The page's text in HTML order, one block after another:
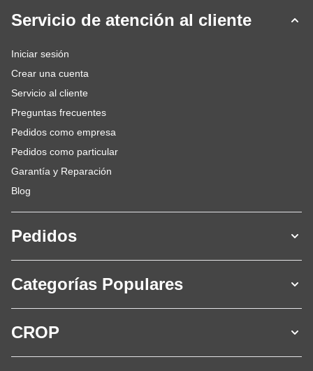
Servicio de atención al cliente
Iniciar sesión
Crear una cuenta
Servicio al cliente
Preguntas frecuentes
Pedidos como empresa
Pedidos como particular
Garantía y Reparación
Blog
Pedidos
Categorías Populares
CROP